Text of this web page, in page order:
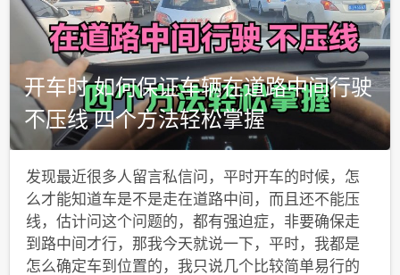
开车时 如何保证车辆在道路中间行驶
不压线 四个方法轻松掌握
发现最近很多人留言私信问，平时开车的时候，怎
么才能知道车是不是走在道路中间，而且还不能压
线，估计问这个问题的，都有强迫症，非要确保走
到路中间才行，那我今天就说一下，平时，我都是
怎么确定车到位置的，我只说几个比较简单易行的